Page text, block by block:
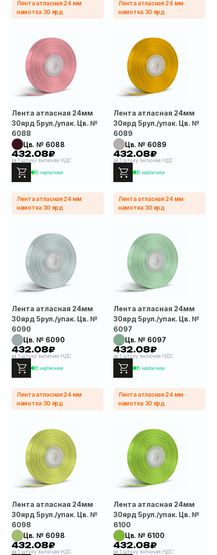
Лента атласная 24 мм
намотка 30 ярд
Лента атласная 24мм
30ярд 5рул./упак. Цв. №
6088
Цв. № 6088
432.08₽
за 1 штуку включая НДС
В наличии
Лента атласная 24 мм
намотка 30 ярд
Лента атласная 24мм
30ярд 5рул./упак. Цв. №
6089
Цв. № 6089
432.08₽
за 1 штуку включая НДС
В наличии
Лента атласная 24 мм
намотка 30 ярд
Лента атласная 24мм
30ярд 5рул./упак. Цв. №
6090
Цв. № 6090
432.08₽
за 1 штуку включая НДС
В наличии
Лента атласная 24 мм
намотка 30 ярд
Лента атласная 24мм
30ярд 5рул./упак. Цв. №
6097
Цв. № 6097
432.08₽
за 1 штуку включая НДС
В наличии
Лента атласная 24 мм
намотка 30 ярд
Лента атласная 24мм
30ярд 5рул./упак. Цв. №
6098
Цв. № 6098
432.08₽
за 1 штуку включая НДС
Лента атласная 24 мм
намотка 30 ярд
Лента атласная 24мм
30ярд 5рул./упак. Цв. №
6100
Цв. № 6100
432.08₽
за 1 штуку включая НДС